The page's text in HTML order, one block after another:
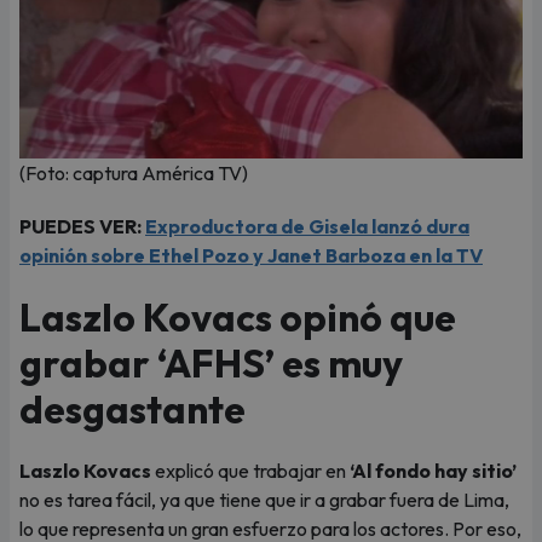
(Foto: captura América TV)
PUEDES VER: Exproductora de Gisela lanzó dura
opinión sobre Ethel Pozo y Janet Barboza en la TV
Laszlo Kovacs opinó que
grabar ‘AFHS’ es muy
desgastante
Laszlo Kovacs explicó que trabajar en ‘Al fondo hay sitio’
no es tarea fácil, ya que tiene que ir a grabar fuera de Lima,
lo que representa un gran esfuerzo para los actores. Por eso,